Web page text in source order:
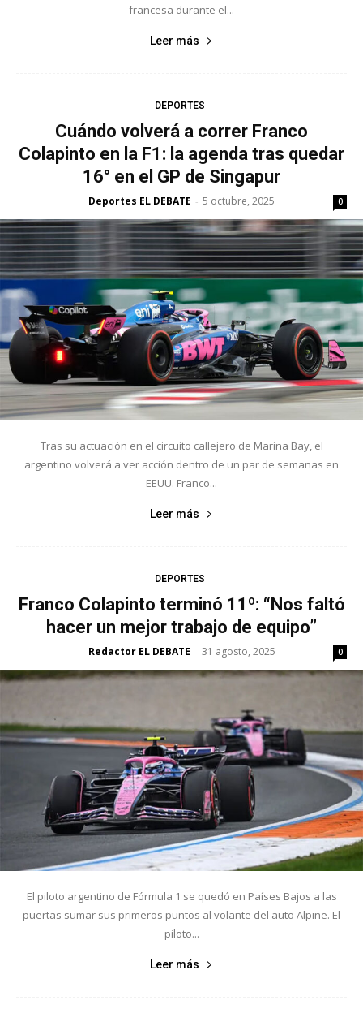
francesa durante el...
Leer más
DEPORTES
Cuándo volverá a correr Franco
Colapinto en la F1: la agenda tras quedar
16° en el GP de Singapur
Deportes EL DEBATE - 5 octubre, 2025 0
Tras su actuación en el circuito callejero de Marina Bay, el
argentino volverá a ver acción dentro de un par de semanas en
EEUU. Franco...
Leer más
DEPORTES
Franco Colapinto terminó 11º: “Nos faltó
hacer un mejor trabajo de equipo”
Redactor EL DEBATE - 31 agosto, 2025 0
El piloto argentino de Fórmula 1 se quedó en Países Bajos a las
puertas sumar sus primeros puntos al volante del auto Alpine. El
piloto...
Leer más